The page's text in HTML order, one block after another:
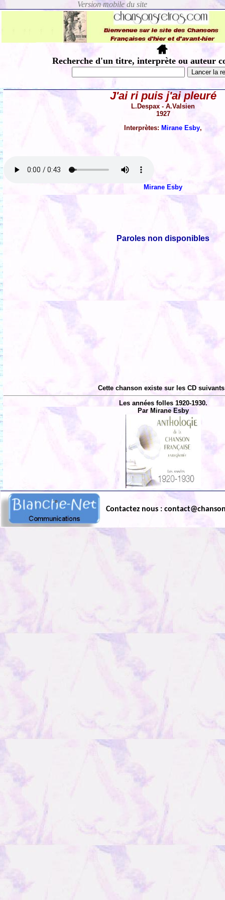
Recherche d'un titre, interprète ou auteur
J'ai ri puis j'ai pleuré
L.Despax - A.Valsien
1927
Interprètes: Mirane Esby,
Mirane Esby
Paroles non disponibles
Cette chanson existe sur les CD
Les années folles 1920-1930.
Par Mirane Esby
Contactez nous :